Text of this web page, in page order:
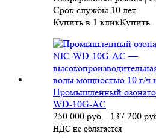
Срок службы 10 лет
Купить в 1 кликКупить
Промышленный
WD-10G-AC
250 000 руб. | 137 200
НДС не облагается